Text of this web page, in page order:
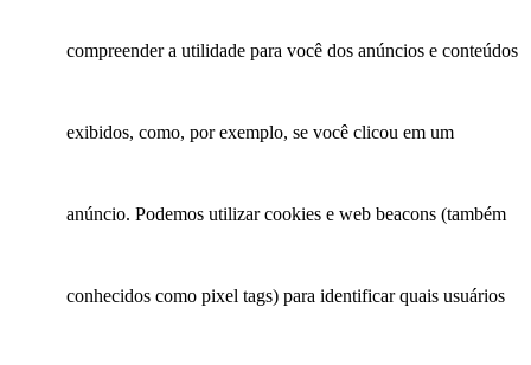
compreender a utilidade para você dos anúncios e conteúdos
exibidos, como, por exemplo, se você clicou em um
anúncio. Podemos utilizar cookies e web beacons (também
conhecidos como pixel tags) para identificar quais usuários